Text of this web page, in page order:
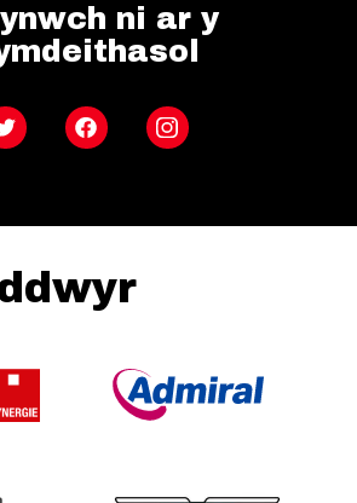
ni ar y
Twitter FacebookInstagram